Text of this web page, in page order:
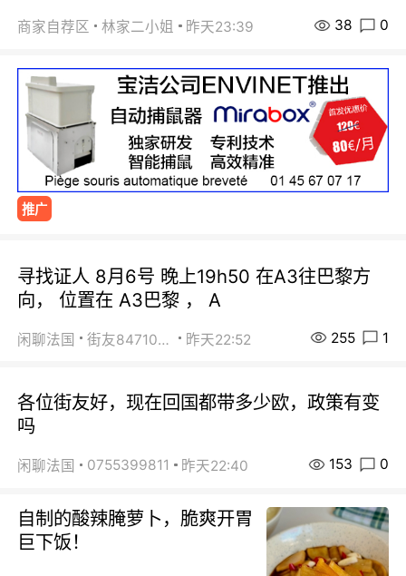
商家自荐区 林家二小姐 昨天23:39 38 0
推广
寻找证人 8月6号 晚上19h50 在A3往巴黎方
向， 位置在 A3巴黎 ， A
闲聊法国 街友84710671 昨天22:52 255 1
各位街友好，现在回国都带多少欧，政策有变
吗
闲聊法国 0755399811 昨天22:40 153 0
自制的酸辣腌萝卜，脆爽开胃
巨下饭！